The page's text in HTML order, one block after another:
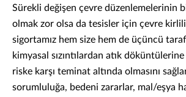
Sürekli değişen çevre düzenlemelerinin
olmak zor olsa da tesisler için çevre
sigortamız hem size hem de üçüncü
kimyasal sızıntılardan atık
riske karşı teminat altında olmasını
sorumluluğa, bedeni zararlar, mal/eşya